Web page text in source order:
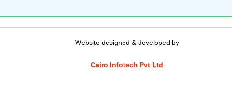
Website designed & developed by
Cairo Infotech Pvt Ltd